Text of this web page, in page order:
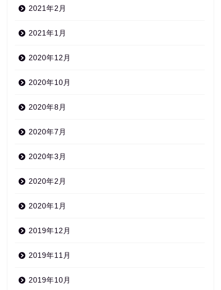
2021年2月
2021年1月
2020年12月
2020年10月
2020年8月
2020年7月
2020年3月
2020年2月
2020年1月
2019年12月
2019年11月
2019年10月